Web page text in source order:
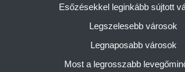
Esőzésekkel leginkább sújtott
Legszelesebb városok
Legnaposabb városok
Most a legrosszabb